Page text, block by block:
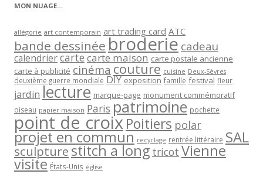
MON NUAGE…
allégorie art contemporain art trading card ATC
bande dessinéebroderie cadeau
calendriercartecarte maison carte postale ancienne
carte à publicité cinéma couture cuisine Deux-Sèvres
deuxième guerre mondiale DIY exposition famille festival fleur
jardin lecture marque-page monument commémoratif
oiseau papier maison Paris patrimoine pochette
point de croixPoitiers polar
projet en commun recyclage rentrée littéraire SAL
sculpturestitch a long tricot Vienne
visite États-Unis église